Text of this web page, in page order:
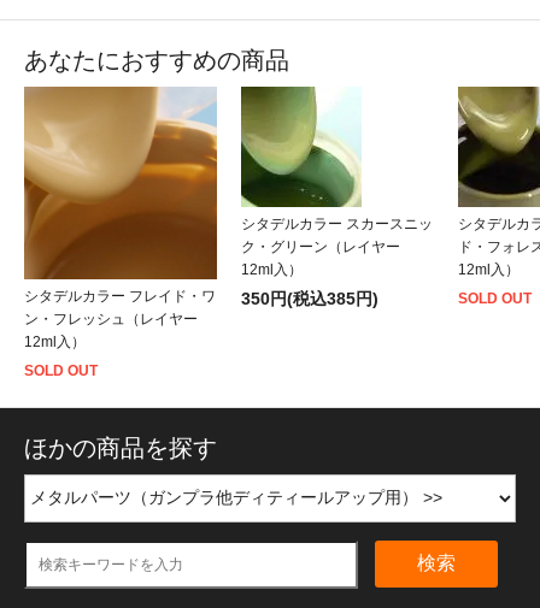
あなたにおすすめの商品
シタデルカラー フレイド・ワ
ン・フレッシュ（レイヤー
12ml入）
SOLD OUT
シタデルカラー スカースニッ
ク・グリーン（レイヤー
12ml入）
350円(税込385円)
シタデルカ
ド・フォレ
12ml入）
SOLD OUT
ほかの商品を探す
検索